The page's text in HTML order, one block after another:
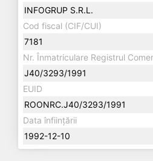
INFOGRUP S.R.L.
Cod fiscal (CIF/CUI)
7181
Nr. Înmatriculare Registrul
J40/3293/1991
EUID
ROONRC.J40/3293/1991
Data înființării
1992-12-10